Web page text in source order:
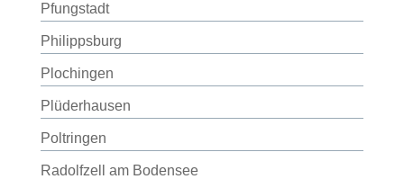
Pfungstadt
Philippsburg
Plochingen
Plüderhausen
Poltringen
Radolfzell am Bodensee